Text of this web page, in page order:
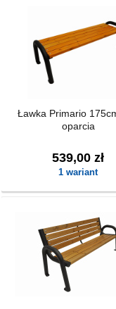
Ławka Primario
oparcia
539,00 zł
1 wariant